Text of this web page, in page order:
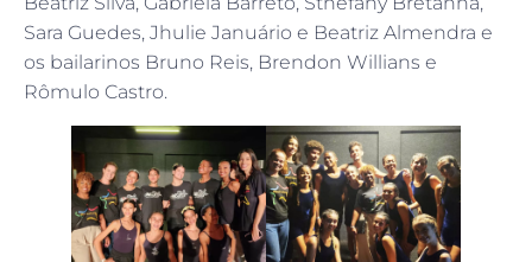
Sara Guedes, Jhulie Januário e Beatriz Almendra e
os bailarinos Bruno Reis, Brendon Willians e
Rômulo Castro.